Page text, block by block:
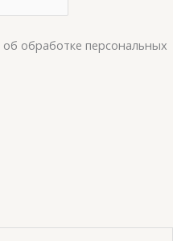
об обработке персональных